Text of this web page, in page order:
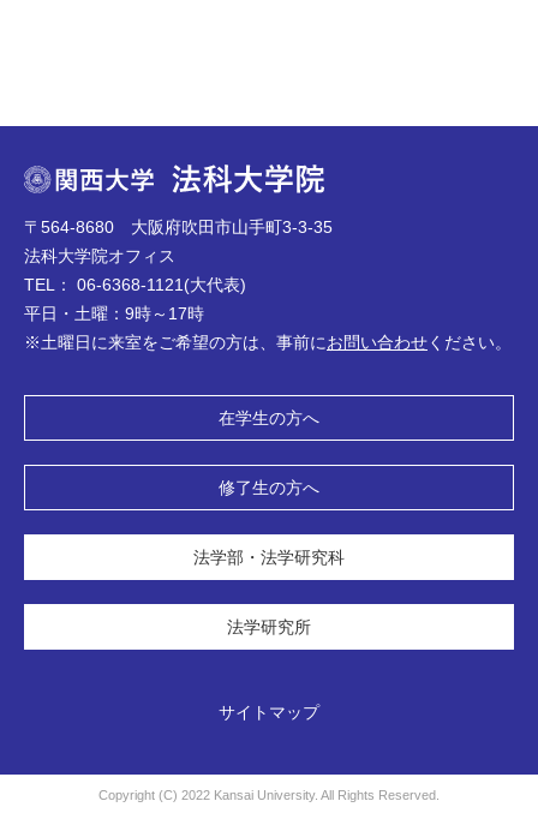
〒564-8680 大阪府吹田市山手町3-3-35
法科大学院オフィス
TEL： 06-6368-1121(大代表)
平日・土曜：9時～17時
※土曜日に来室をご希望の方は、事前にお問い合わせください。
在学生の方へ
修了生の方へ
法学部・法学研究科
法学研究所
サイトマップ
Copyright (C) 2022 Kansai University. All Rights Reserved.